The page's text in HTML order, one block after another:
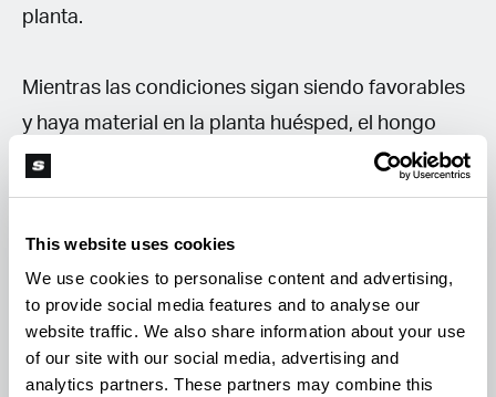
This website uses cookies
We use cookies to personalise content and advertising,
to provide social media features and to analyse our
website traffic. We also share information about your use
of our site with our social media, advertising and
analytics partners. These partners may combine this
planta.
Mientras las condiciones sigan siendo favorables
y haya material en la planta huésped, el hongo
continúa extendiéndose. Una colonia libera
millones de esporas y cada una es capaz de
Control de botritis en el cannabis
La mejor forma de evitar el moho gris consiste